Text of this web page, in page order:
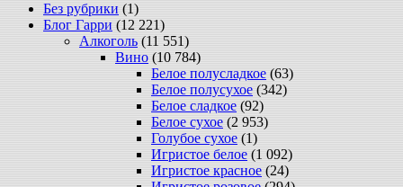
Без рубрики (1)
Блог Гарри (12 221)
Алкоголь (11 551)
Вино (10 784)
Белое полусладкое (63)
Белое полусухое (342)
Белое сладкое (92)
Белое сухое (2 953)
Голубое сухое (1)
Игристое белое (1 092)
Игристое красное (24)